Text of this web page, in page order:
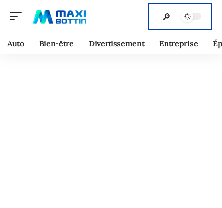
Auto Bien-être Divertissement Entreprise